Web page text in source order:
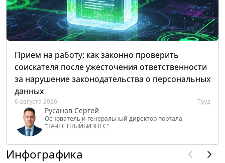
Прием на работу: как законно проверить
соискателя после ужесточения ответственности
за нарушение законодательства о персональных
данных
6 августа 2026 Труд
Русанов Сергей
Основатель и генеральный директор портала
"ЗАЧЕСТНЫЙБИЗНЕС"
Инфографика